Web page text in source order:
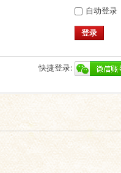
自动登录
登录
快捷登录: